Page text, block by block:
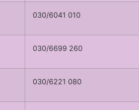
030/6041 010
030/6699 260
030/6221 080